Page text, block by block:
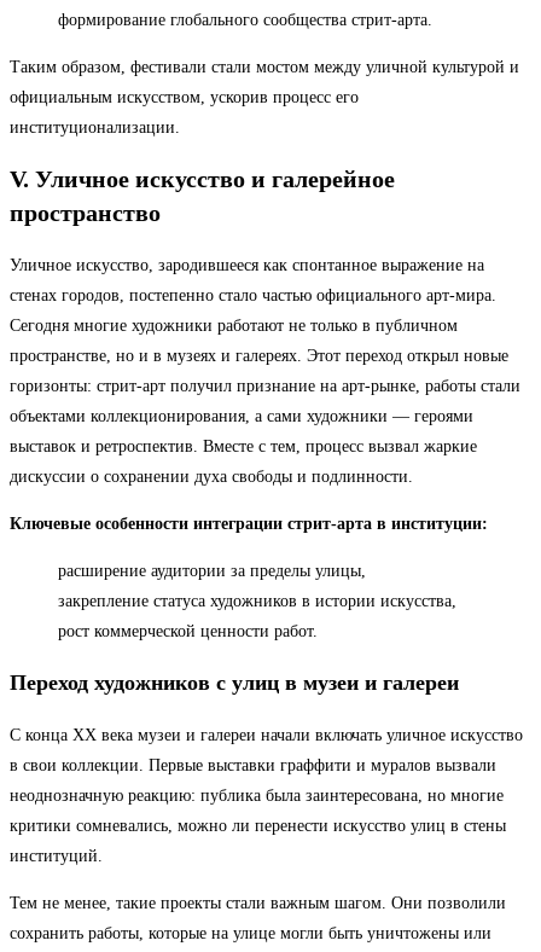
формирование глобального сообщества стрит-арта.
Таким образом, фестивали стали мостом между уличной культурой и
официальным искусством, ускорив процесс его
институционализации.
V. Уличное искусство и галерейное
пространство
Уличное искусство, зародившееся как спонтанное выражение на
стенах городов, постепенно стало частью официального арт-мира.
Сегодня многие художники работают не только в публичном
пространстве, но и в музеях и галереях. Этот переход открыл новые
горизонты: стрит-арт получил признание на арт-рынке, работы стали
объектами коллекционирования, а сами художники — героями
выставок и ретроспектив. Вместе с тем, процесс вызвал жаркие
дискуссии о сохранении духа свободы и подлинности.
Ключевые особенности интеграции стрит-арта в институции:
расширение аудитории за пределы улицы,
закрепление статуса художников в истории искусства,
рост коммерческой ценности работ.
Переход художников с улиц в музеи и галереи
С конца XX века музеи и галереи начали включать уличное искусство
в свои коллекции. Первые выставки граффити и муралов вызвали
неоднозначную реакцию: публика была заинтересована, но многие
критики сомневались, можно ли перенести искусство улиц в стены
институций.
Тем не менее, такие проекты стали важным шагом. Они позволили
сохранить работы, которые на улице могли быть уничтожены или